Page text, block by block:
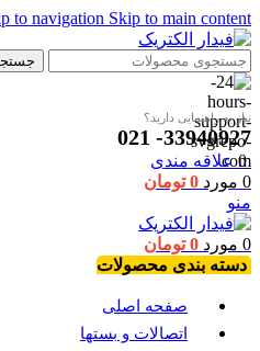
to navigation Skip to main content
نیاز به راهنمایی دارید؟
33940927- 021
0 علاقه مندی
0 مورد 0 تومان
منو
0 مورد 0 تومان
دسته بندی محصولات
صفحه اصلی
اتصالات و بستها